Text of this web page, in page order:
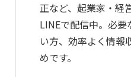
正など、起業家・経
LINEで配信中。必
い方、効率よく情報
めです。